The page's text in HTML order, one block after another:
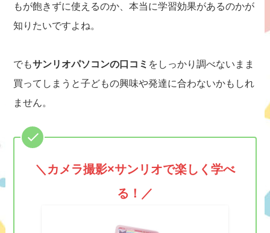
もが飽きずに使えるのか、本当に学習効果があるのかが
知りたいですよね。
でもサンリオパソコンの口コミ をしっかり調べないまま
買ってしまうと子どもの興味や発達に合わないかもしれ
ません。
＼カメラ撮影×サンリオで楽しく学べ
る！／